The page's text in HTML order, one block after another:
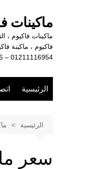
ماكينات
ماكينات فاكيوم ،
فاكيوم ، ماكينة
01211116954 – 01211116956 – 01211116958
الرئيسية
الرئيسية
سعر